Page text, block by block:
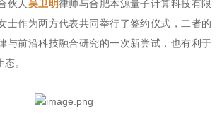
伙人 吴卫明律师与合肥本源量子计算科技有限
士作为两方代表共同举行了签约仪式，二者的
与前沿科技融合研究的一次新尝试，也有利于
。